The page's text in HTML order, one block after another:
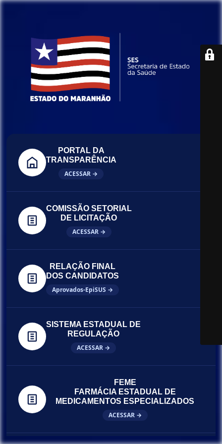
PORTAL DA
TRANSPARÊNCIA
ACESSAR →
COMISSÃO SETORIAL
DE LICITAÇÃO
ACESSAR →
RELAÇÃO FINAL
DOS CANDIDATOS
Aprovados-EpiSUS →
SISTEMA ESTADUAL DE
REGULAÇÃO
ACESSAR →
FEME
FARMÁCIA ESTADUAL DE
MEDICAMENTOS ESPECIALIZADOS
ACESSAR →